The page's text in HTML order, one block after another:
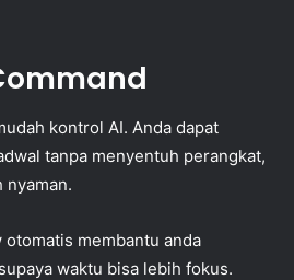
kontrol AI. Anda dapat
tanpa menyentuh perangkat,
nyaman.
membantu anda
waktu bisa lebih fokus.